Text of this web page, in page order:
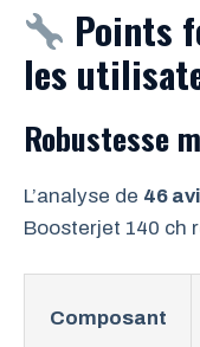
Points
les
Robustesse
L’analyse de 46
Boosterjet 140 ch
Composant